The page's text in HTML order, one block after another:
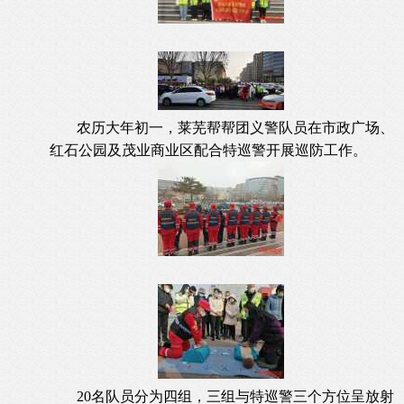
农历大年初一，莱芜帮帮团义警队员在市政广场、
红石公园及茂业商业区配合特巡警开展巡防工作。
20名队员分为四组，三组与特巡警三个方位呈放射